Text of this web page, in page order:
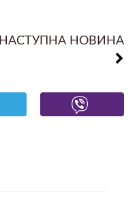
НАСТУПНА НОВИНА